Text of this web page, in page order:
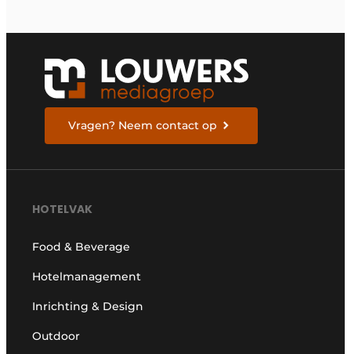
Vragen? Neem contact op
HOTELVAK
Food & Beverage
Hotelmanagement
Inrichting & Design
Outdoor